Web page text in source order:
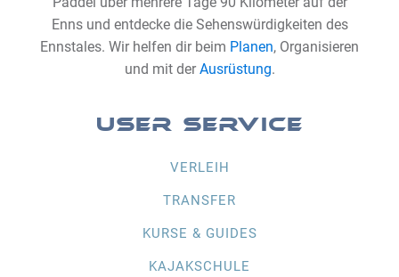
Enns und entdecke die Sehenswürdigkeiten des
Ennstales. Wir helfen dir beim Planen, Organisieren
und mit derAusrüstung.
USER SERVICE
VERLEIH
TRANSFER
KURSE & GUIDES
KAJAKSCHULE